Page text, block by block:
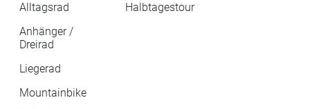
Alltagsrad
Anhänger /
Dreirad
Liegerad
Mountainbike
Halbtagestour